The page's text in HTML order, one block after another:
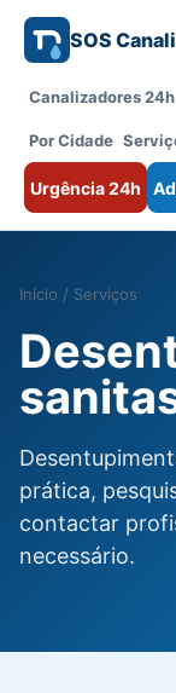
SOS
Canalizadores 24h
Por Cidade
Urgência 24h
Início / Serviços
prática,
contactar
necessário.